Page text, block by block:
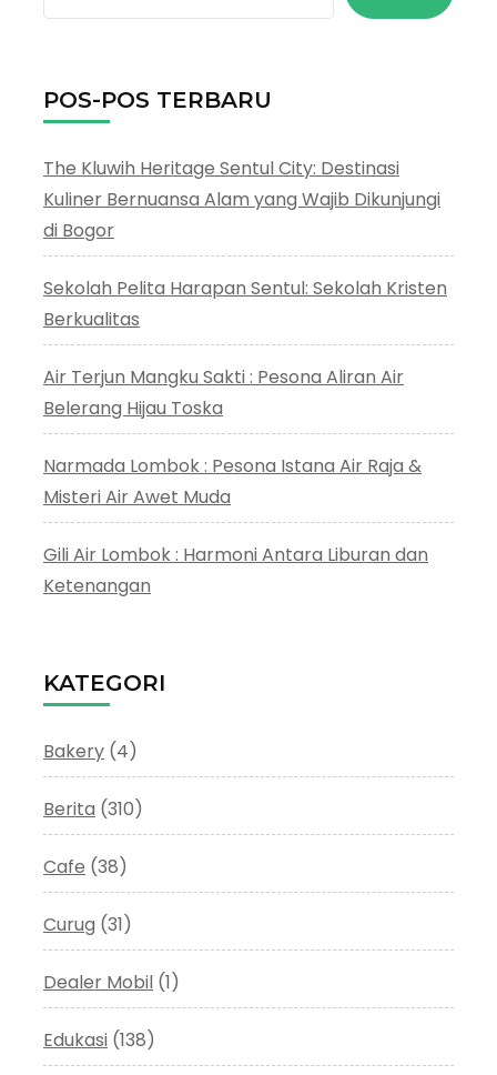
POS-POS TERBARU
The Kluwih Heritage Sentul City: Destinasi
Kuliner Bernuansa Alam yang Wajib Dikunjungi
di Bogor
Sekolah Pelita Harapan Sentul: Sekolah Kristen
Berkualitas
Air Terjun Mangku Sakti : Pesona Aliran Air
Belerang Hijau Toska
Narmada Lombok : Pesona Istana Air Raja &
Misteri Air Awet Muda
Gili Air Lombok : Harmoni Antara Liburan dan
Ketenangan
KATEGORI
Bakery (4)
Berita (310)
Cafe (38)
Curug (31)
Dealer Mobil (1)
Edukasi (138)